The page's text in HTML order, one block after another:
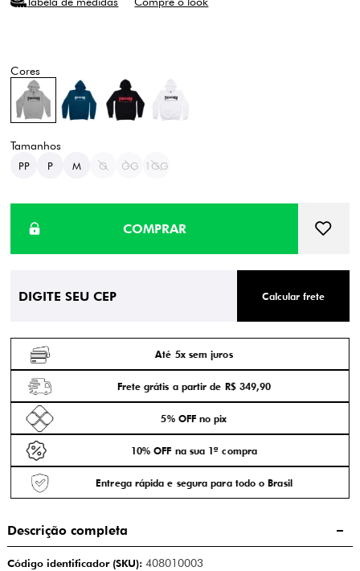
PP P M G GG 1GG
Calcular frete
Até 5x sem juros
Frete grátis a partir de R$ 349,90
5% OFF no pix
10% OFF na sua 1ª compra
Entrega rápida e segura para todo o Brasil
Descrição completa
Código identificador (SKU):408010003